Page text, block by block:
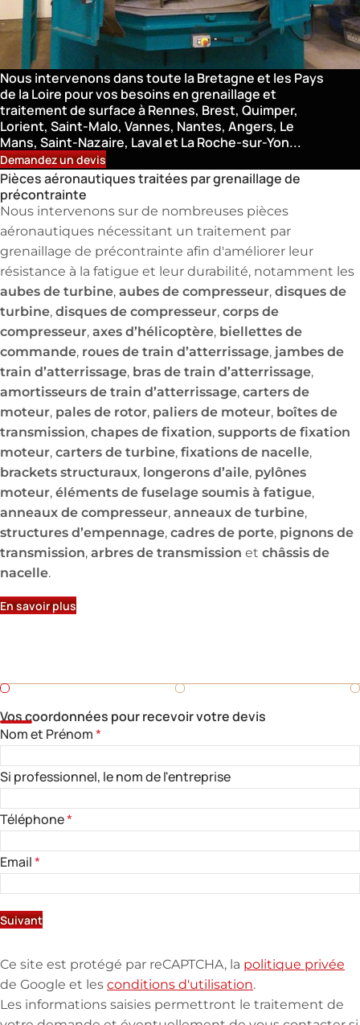
Automobile, Métallurgie, Industrie mécanique
Nous intervenons dans toute la Bretagne et les Pays
de la Loire pour vos besoins en grenaillage et
traitement de surface à Rennes, Brest, Quimper,
Lorient, Saint-Malo, Vannes, Nantes, Angers, Le
Mans, Saint-Nazaire, Laval et La Roche-sur-Yon...
Demandez un devis
Pièces aéronautiques traitées par grenaillage de
précontrainte
Nous intervenons sur de nombreuses pièces
aéronautiques nécessitant un traitement par
grenaillage de précontrainte afin d'améliorer leur
résistance à la fatigue et leur durabilité, notamment les
aubes de turbine,aubes de compresseur,disques de
turbine,disques de compresseur,corps de
compresseur,axes d’hélicoptère, biellettes de
commande, roues de train d’atterrissage,jambes de
train d’atterrissage, bras de train d’atterrissage,
amortisseurs de train d’atterrissage,carters de
moteur, pales de rotor, paliers de moteur, boîtes de
transmission,chapes de fixation,supports de fixation
moteur,carters de turbine,fixations de nacelle,
brackets structuraux, longerons d’aile, pylônes
moteur,éléments de fuselage soumis à fatigue,
anneaux de compresseur,anneaux de turbine,
structures d’empennage,cadres de porte, pignons de
transmission,arbres de transmission et châssis de
nacelle.
En savoir plus
Vos coordonnées pour recevoir votre devis
Nom et Prénom*
Si professionnel, le nom de l'entreprise
Téléphone*
Email*
Suivant
Ce site est protégé par reCAPTCHA, la politique privée
de Google et lesconditions d'utilisation.
Les informations saisies permettront le traitement de